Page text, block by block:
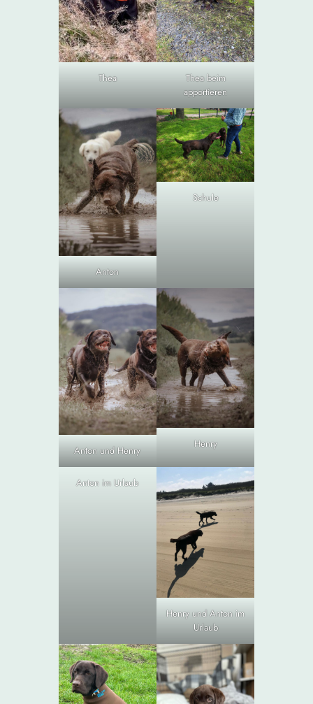
Thea
Thea beim
apportieren
Anton
Schule
Anton und Henry
Henry
Anton im Urlaub
Henry und Anton im
Urlaub